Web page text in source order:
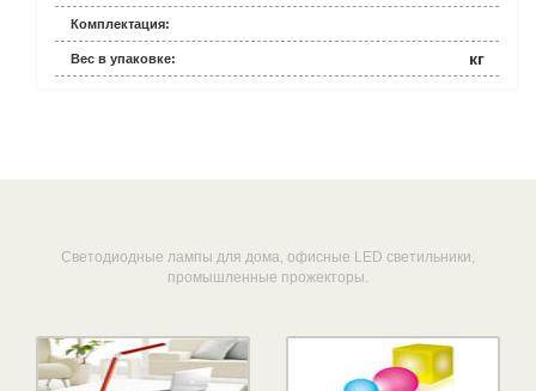
Комплектация:
Вес в упаковке: кг
Светодиодные лампы для дома, офисные LED светильники,
промышленные прожекторы.